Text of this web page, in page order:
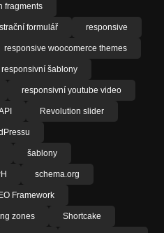
fragments
formulář responsive
responsive woocomerce themes
responsivní šablony
responsivní youtube video
Revolution slider
šablony
schema.org
Framework
zones Shortcake